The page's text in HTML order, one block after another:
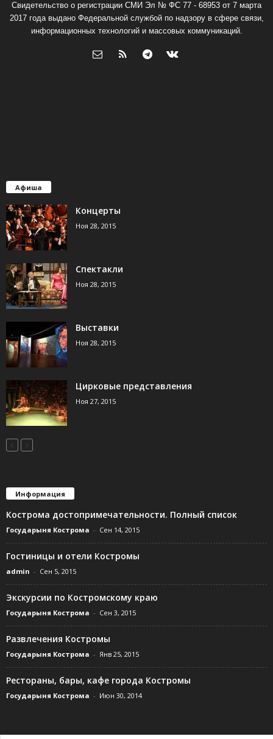
Свидетельство о регистрации СМИ Эл № ФС 77 - 68953 от 7 марта
2017 года выдано Федеральной службой по надзору в сфере связи,
информационных технологий и массовых коммуникаций.
Афиша
Концерты
Ноя 28, 2015
Спектакли
Ноя 28, 2015
Выставки
Ноя 28, 2015
Цирковые представления
Ноя 27, 2015
Информация
Кострома достопримечательности. Полный список
Государыня Кострома - Сен 14, 2015
Гостиницы и отели Костромы
admin - Сен 5, 2015
Экскурсии по Костромскому краю
Государыня Кострома - Сен 3, 2015
Развлечения Костромы
Государыня Кострома - Янв 25, 2015
Рестораны, бары, кафе города Костромы
Государыня Кострома - Июн 30, 2014